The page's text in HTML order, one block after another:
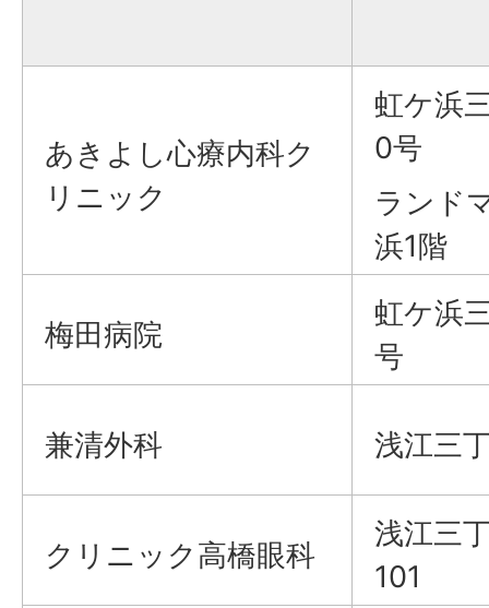
あきよし心療内科ク
リニック
虹ケ浜
0号
ランド
浜1階
梅田病院
虹ケ浜
号
兼清外科 浅江三
クリニック高橋眼科
浅江三
101